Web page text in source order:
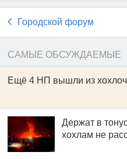
Городской форум
САМЫЕ ОБСУЖДАЕМЫЕ
Ещё 4 НП вышли из
Держат в
хохлам не